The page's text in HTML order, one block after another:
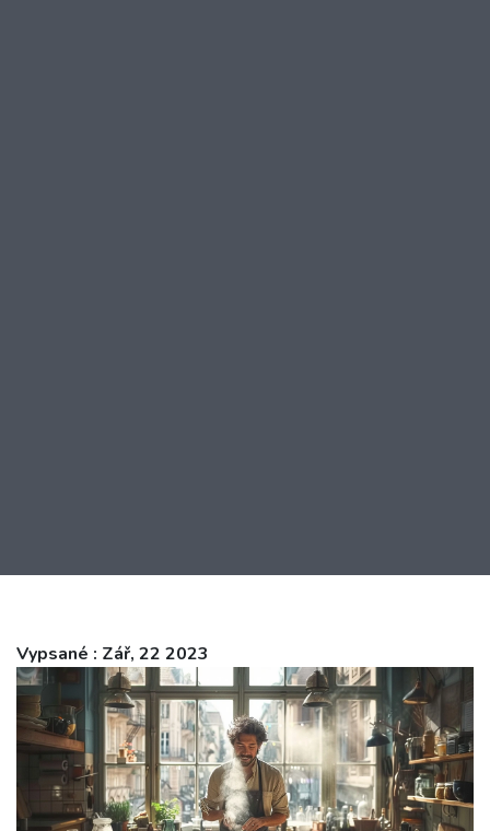
Vypsané : Zář, 22 2023